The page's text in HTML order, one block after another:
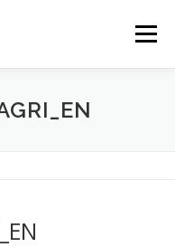
Menu
CÉRAMIQUE